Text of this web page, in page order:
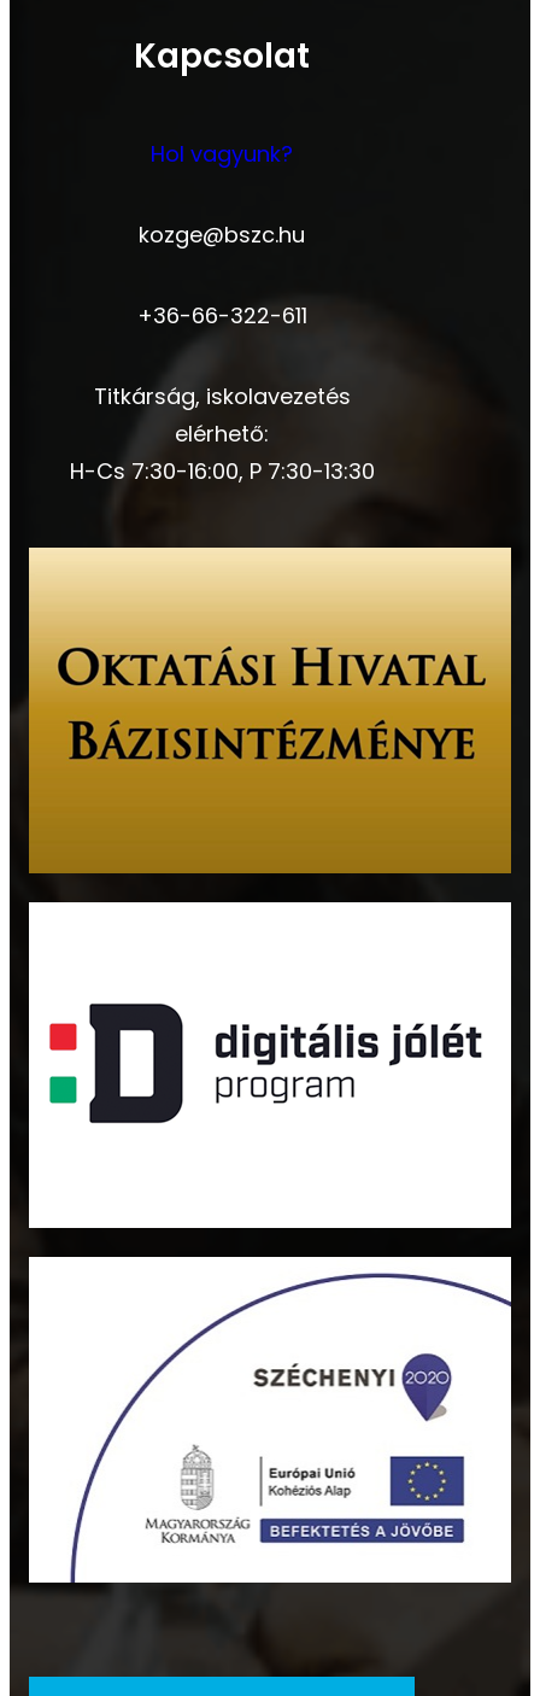
Kapcsolat
Hol vagyunk?
kozge@bszc.hu
+36-66-322-611
Titkárság, iskolavezetés
elérhető:
H-Cs 7:30-16:00, P 7:30-13:30